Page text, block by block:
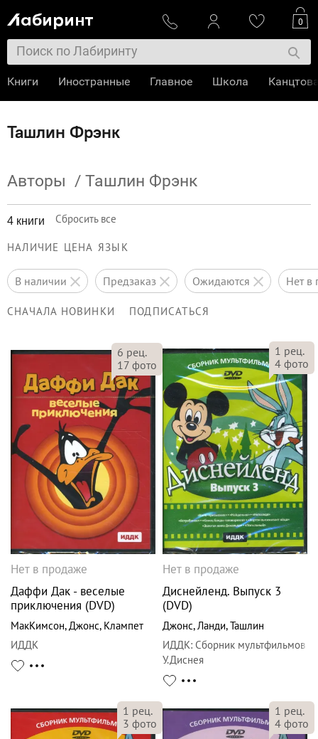
Ташлин Фрэнк
Авторы / Ташлин Фрэнк
4 книги Сбросить все
НАЛИЧИЕ ЦЕНА ЯЗЫК
в наличии предзаказ ожидаются нет
СНАЧАЛА НОВИНКИ ПОДПИСАТЬСЯ
6 рец.
17 фото
Нет в продаже
Даффи Дак - веселые
приключения (DVD)
МакКимсон,Джонс, Клампет
ИДДК
1 рец.
4 фото
Нет в продаже
Диснейленд. Выпуск 3
(DVD)
Джонс,Ланди,Ташлин
ИДДК: Сборник мультфильмов
У.Диснея
1 рец.
3 фото
1 рец.
4 фото
0
Книги Иностранные Главное Школа